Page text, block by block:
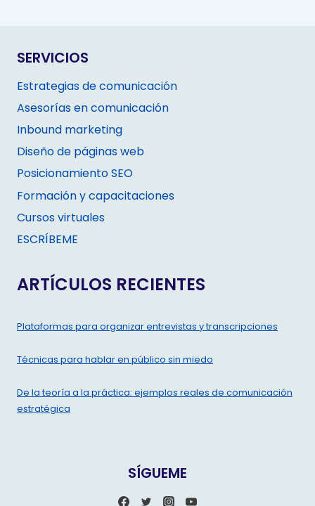
SERVICIOS
Estrategias de comunicación
Asesorías en comunicación
Inbound marketing
Diseño de páginas web
Posicionamiento SEO
Formación y capacitaciones
Cursos virtuales
ESCRÍBEME
ARTÍCULOS RECIENTES
Plataformas para organizar entrevistas y transcripciones
Técnicas para hablar en público sin miedo
De la teoría a la práctica: ejemplos reales de comunicación
estratégica
SÍGUEME